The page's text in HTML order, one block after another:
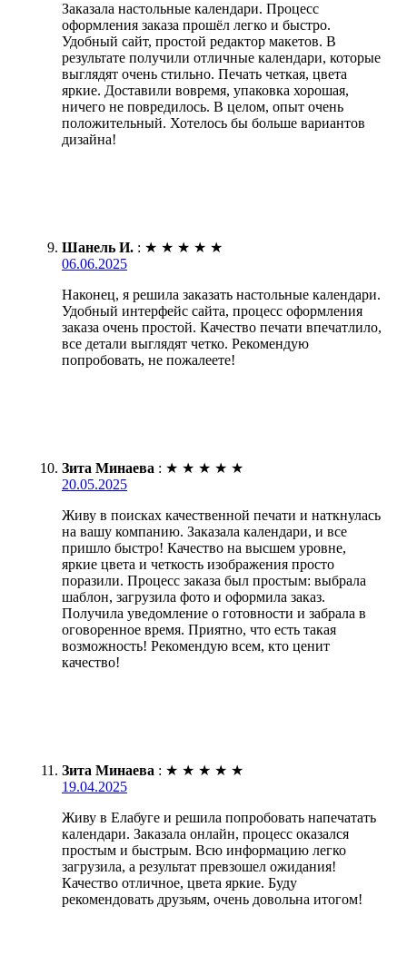
Заказала настольные календари. Процесс
оформления заказа прошёл легко и быстро.
Удобный сайт, простой редактор макетов. В
результате получили отличные календари, которые
выглядят очень стильно. Печать четкая, цвета
яркие. Доставили вовремя, упаковка хорошая,
ничего не повредилось. В целом, опыт очень
положительный. Хотелось бы больше вариантов
дизайна!
Шанель И. : ★ ★ ★ ★ ★
06.06.2025
Наконец, я решила заказать настольные календари.
Удобный интерфейс сайта, процесс оформления
заказа очень простой. Качество печати впечатлило,
все детали выглядят четко. Рекомендую
попробовать, не пожалеете!
Зита Минаева : ★ ★ ★ ★ ★
20.05.2025
Живу в поисках качественной печати и наткнулась
на вашу компанию. Заказала календари, и все
пришло быстро! Качество на высшем уровне,
яркие цвета и четкость изображения просто
поразили. Процесс заказа был простым: выбрала
шаблон, загрузила фото и оформила заказ.
Получила уведомление о готовности и забрала в
оговоренное время. Приятно, что есть такая
возможность! Рекомендую всем, кто ценит
качество!
Зита Минаева : ★ ★ ★ ★ ★
19.04.2025
Живу в Елабуге и решила попробовать напечатать
календари. Заказала онлайн, процесс оказался
простым и быстрым. Всю информацию легко
загрузила, а результат превзошел ожидания!
Качество отличное, цвета яркие. Буду
рекомендовать друзьям, очень довольна итогом!